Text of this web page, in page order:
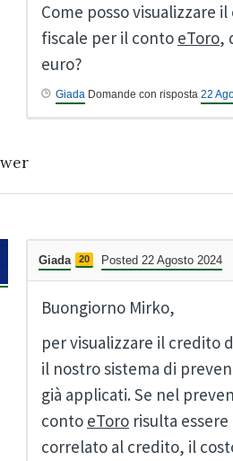
Come posso visualizzare
fiscale per il conto eToro,
euro?
Giada Domande con risposta 22
Giada 20 Posted 22 Agosto 2024
Buongiorno Mirko,
per visualizzare il credito
il nostro sistema di
già applicati. Se nel
conto eToro risulta
correlato al credito, il